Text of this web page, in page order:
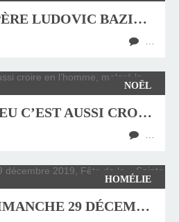
A VERNON, LE PÈRE LUDOVIC BAZIN, PRÊTRE DES JEUNES
NOËL
« CROIRE EN DIEU C’EST AUSSI CROIRE EN L’HOMME, MALGRÉ LA BARBARIE »
HOMÉLIE
HOMÉLIE DU DIMANCHE 29 DÉCEMBRE 2019, FÊTE DE LA « SAINTE FAMILLE »